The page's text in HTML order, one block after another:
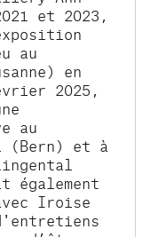
et 2023,
au
en
2025,
au
(Bern) et à
Iroise